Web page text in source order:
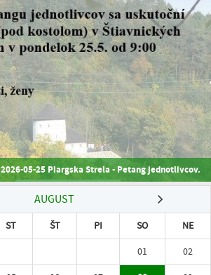
2026-05-25 Piargska Strela - Petang jednotlivcov.
AUGUST
ST ŠT PI SO
NE
01
02